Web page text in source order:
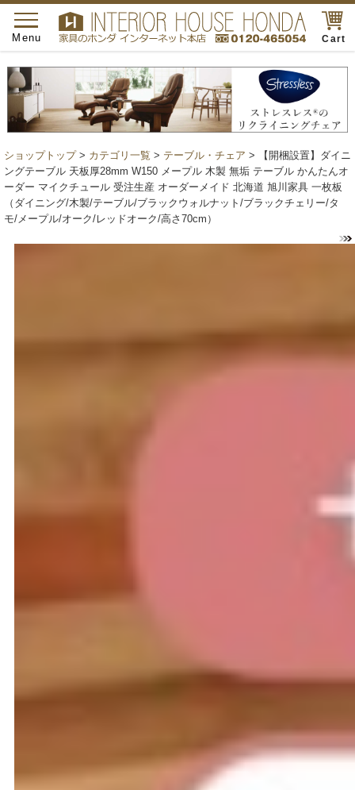
Cart
toggle
navigation
Menu
ショップトップ> カテゴリ一覧 > テーブル・チェア > 【開梱設置】ダイニ
ングテーブル 天板厚28mm W150 メープル 木製 無垢 テーブル かんたんオ
ーダー マイクチュール 受注生産 オーダーメイド 北海道 旭川家具 一枚板
（ダイニング/木製/テーブル/ブラックウォルナット/ブラックチェリー/タ
モ/メープル/オーク/レッドオーク/高さ70cm）